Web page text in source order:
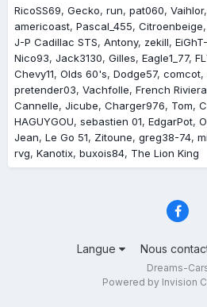
RicoSS69 Gecko run pat060 Vaihlor
americoast Pascal_455 Citroenbeige
J-P Cadillac STS Antony zekill
Nico93 Jack3130 Gilles Eagle1_77
Chevy11 Olds 60's Dodge57 comcot
pretender03 Vachfolle French Riviera
Cannelle Jicube Charger976 Tom
HAGUYGOU sebastien 01 EdgarPot
Jean Le Go 51 Zitoune greg38-74
rvg Kanotix buxois84 The Lion King
Langue Nous
Dreams-
Powered by Invision